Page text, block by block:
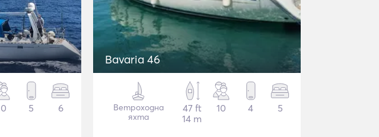
5 6
Bavaria 46
Ветроходна
яхта
47 ft
14 m
10 4 5